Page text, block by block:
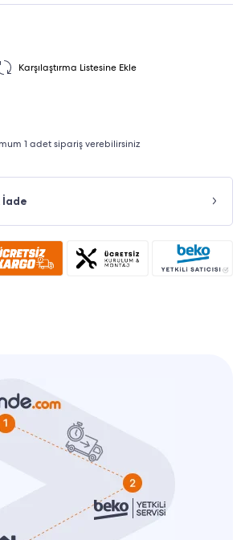
Karşılaştırma Listesine Ekle
1 adet sipariş verebilirsiniz
İade